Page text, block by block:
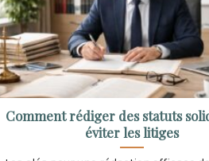
Comment rédiger des statuts
éviter les litiges